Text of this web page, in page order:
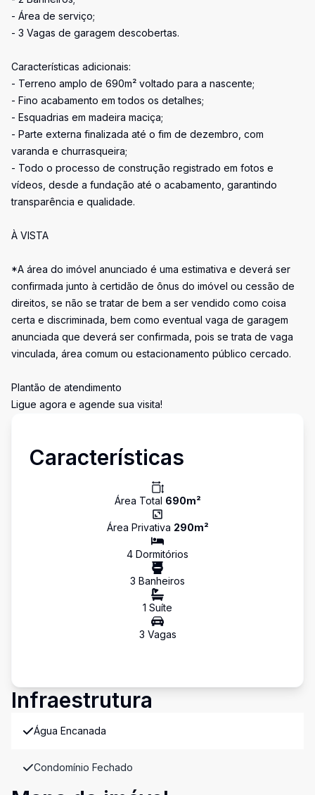
- Área de serviço;
- 3 Vagas de garagem descobertas.
Características adicionais:
- Terreno amplo de 690m² voltado para a nascente;
- Fino acabamento em todos os detalhes;
- Esquadrias em madeira maciça;
- Parte externa finalizada até o fim de dezembro, com
varanda e churrasqueira;
- Todo o processo de construção registrado em fotos e
vídeos, desde a fundação até o acabamento, garantindo
transparência e qualidade.
À VISTA
*A área do imóvel anunciado é uma estimativa e deverá ser
confirmada junto à certidão de ônus do imóvel ou cessão de
direitos, se não se tratar de bem a ser vendido como coisa
certa e discriminada, bem como eventual vaga de garagem
anunciada que deverá ser confirmada, pois se trata de vaga
vinculada, área comum ou estacionamento público cercado.
Plantão de atendimento
Ligue agora e agende sua visita!
Características
Área Total 690m²
Área Privativa 290m²
4 Dormitórios
3 Banheiros
1 Suíte
3 Vagas
Infraestrutura
Água Encanada
Condomínio Fechado